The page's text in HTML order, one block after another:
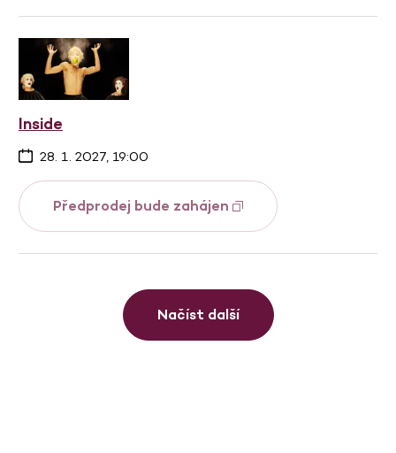
Inside
28. 1. 2027, 19:00
Předprodej bude zahájen
Načíst další